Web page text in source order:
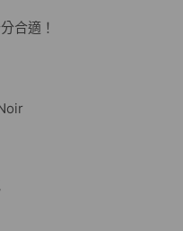
合適！